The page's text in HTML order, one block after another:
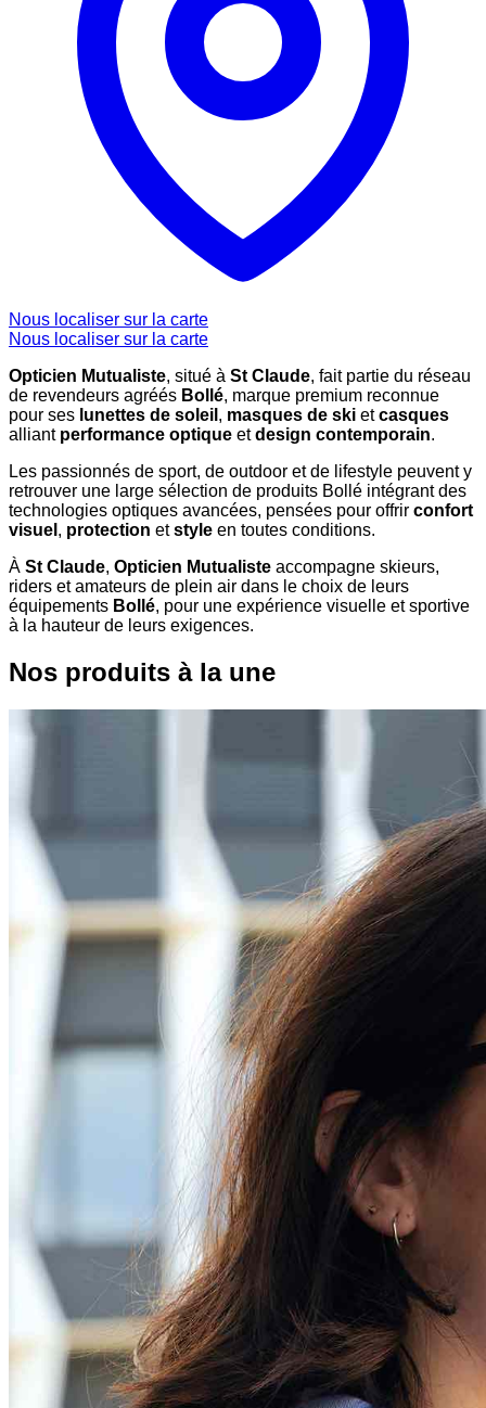
Nous localiser sur la carte
Nous localiser sur la carte
Opticien Mutualiste, situé à St Claude, fait partie du réseau
de revendeurs agréés Bollé, marque premium reconnue
pour ses lunettes de soleil , masques de ski etcasques
alliant performance optique etdesign contemporain.
Les passionnés de sport, de outdoor et de lifestyle peuvent y
retrouver une large sélection de produits Bollé intégrant des
technologies optiques avancées, pensées pour offrir confort
visuel , protection etstyle en toutes conditions.
À St Claude, Opticien Mutualiste accompagne skieurs,
riders et amateurs de plein air dans le choix de leurs
équipements Bollé, pour une expérience visuelle et sportive
à la hauteur de leurs exigences.
Nos produits à la une